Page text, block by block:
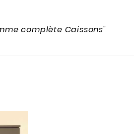
complète Caissons"